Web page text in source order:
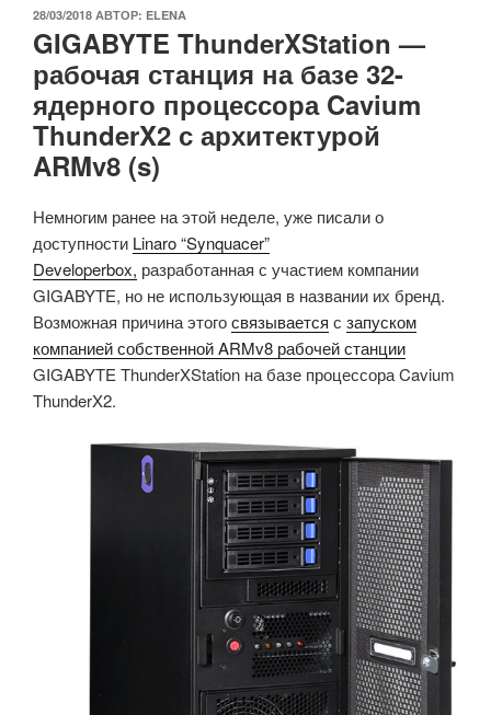
ОПУБЛИКОВАНО
28/03/2018 АВТОР: ELENA
GIGABYTE ThunderXStation —
рабочая станция на базе 32-
ядерного процессора Cavium
ThunderX2 с архитектурой
ARMv8 (s)
Немногим ранее на этой неделе, уже писали о
доступности Linaro “Synquacer”
Developerbox, разработанная с участием компании
GIGABYTE, но не использующая в названии их бренд.
Возможная причина этогосвязывается с запуском
компанией собственной ARMv8 рабочей станции
GIGABYTE ThunderXStation на базе процессора Cavium
ThunderX2.